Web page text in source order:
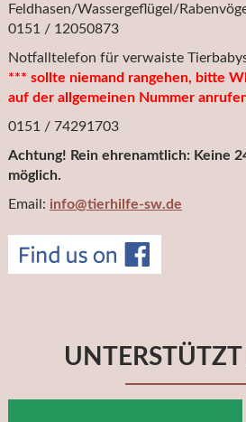
Feldhasen/Wassergeflügel/
0151 / 12050873
Notfalltelefon für verwaiste
*** sollte niemand rangehen, bitte
auf der allgemeinen Nummer
0151 / 74291703
Achtung! Rein ehrenamtlich: Keine
möglich.
Email: info@tierhilfe-sw.de